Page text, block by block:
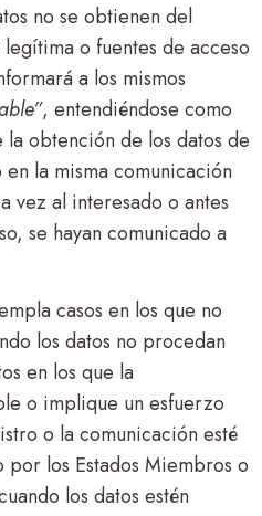
no se obtienen del
o fuentes de acceso
a los mismos
, entendiéndose como
la obtención de los datos de
la misma comunicación
vez al interesado o antes
se hayan comunicado a
casos en los que no
los datos no procedan
en los que la
o implique un esfuerzo
o la comunicación esté
los Estados Miembros o
los datos estén